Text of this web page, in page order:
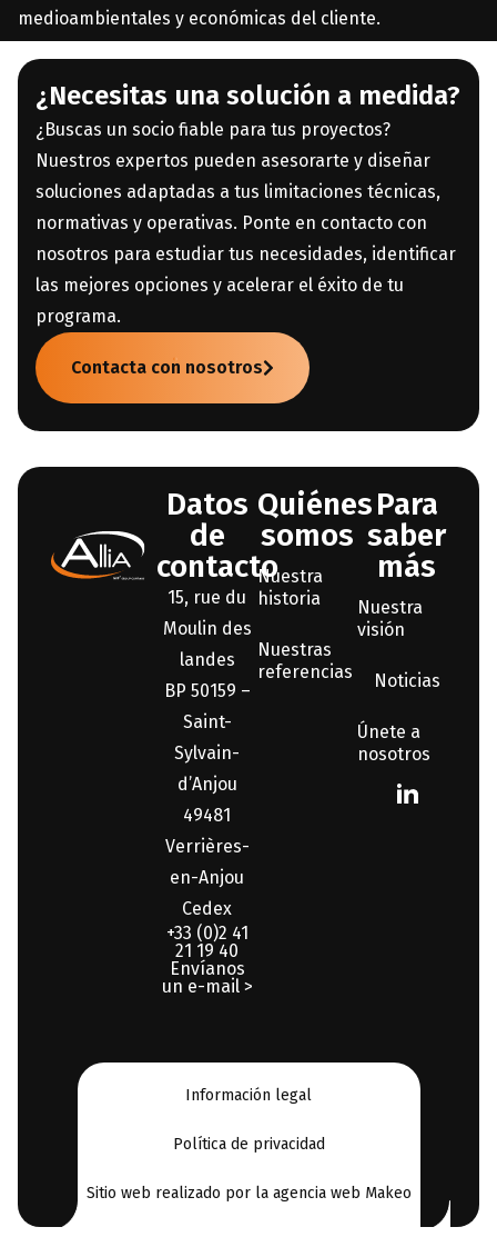
medioambientales y económicas del cliente.
¿Necesitas una solución a medida?
¿Buscas un socio fiable para tus proyectos?
Nuestros expertos pueden asesorarte y diseñar
soluciones adaptadas a tus limitaciones técnicas,
normativas y operativas. Ponte en contacto con
nosotros para estudiar tus necesidades, identificar
las mejores opciones y acelerar el éxito de tu
programa.
Contacta con nosotros
Datos
de
contacto
15, rue du
Moulin des
landes
BP 50159 –
Saint-
Sylvain-
d’Anjou
49481
Verrières-
en-Anjou
Cedex
+33 (0)2 41
21 19 40
Envíanos
un e-mail >
Quiénes
somos
Nuestra
historia
Nuestras
referencias
Para
saber
más
Nuestra
visión
Noticias
Únete a
nosotros
Información legal
Política de privacidad
Sitio web realizado por la agencia web Makeo